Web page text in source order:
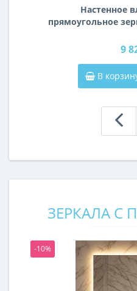
Настенное
прямоугольное
9
В
ЗЕРКАЛА С
-10%